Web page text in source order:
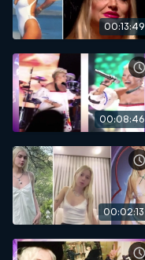
00:13:49
00:08:46
00:02:13